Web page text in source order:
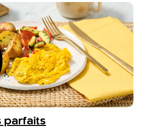
parfaits